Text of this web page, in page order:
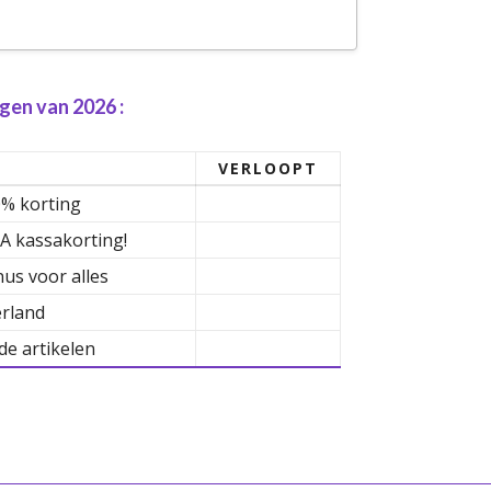
van 2026 :
VERLOOPT
korting
kassakorting!
voor alles
artikelen